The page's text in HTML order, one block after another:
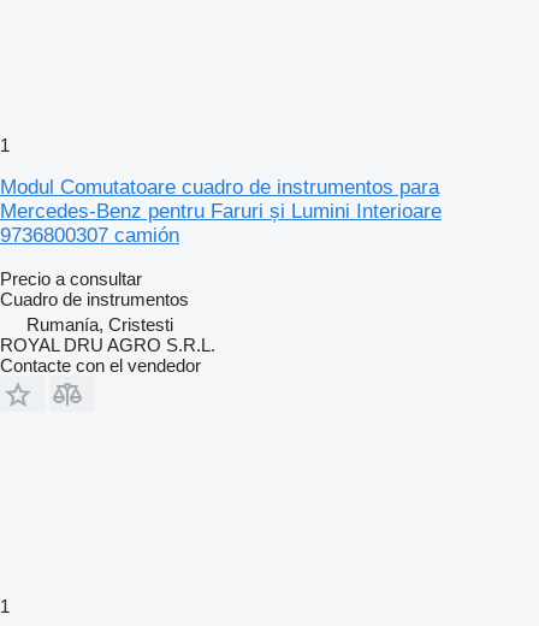
1
Modul Comutatoare cuadro de instrumentos para
Mercedes-Benz pentru Faruri și Lumini Interioare
9736800307 camión
Precio a consultar
Cuadro de instrumentos
Rumanía, Cristesti
ROYAL DRU AGRO S.R.L.
Contacte con el vendedor
1